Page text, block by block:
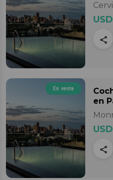
En venta
en